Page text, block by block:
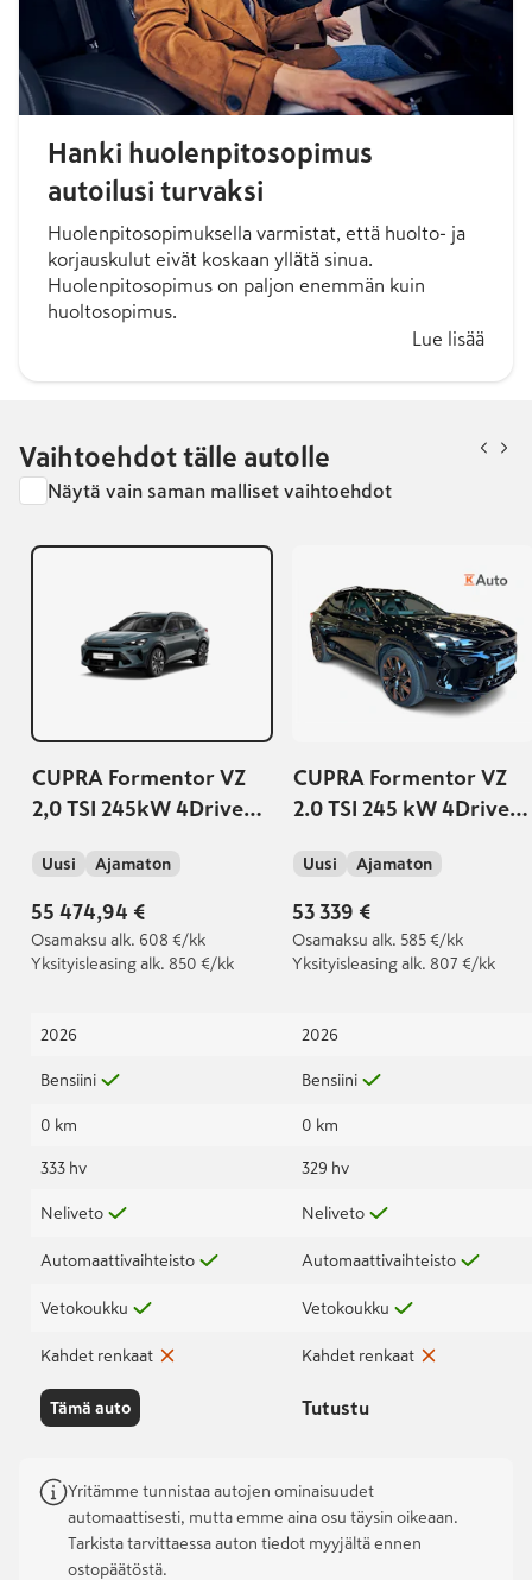
Hanki huolenpitosopimus
autoilusi turvaksi
Huolenpitosopimuksella varmistat, että huolto- ja
korjauskulut eivät koskaan yllätä sinua.
Huolenpitosopimus on paljon enemmän kuin
huoltosopimus.
Lue lisää
Vaihtoehdot tälle autolle
Näytä vain saman malliset vaihtoehdot
CUPRA Formentor VZ
2,0 TSI 245kW 4Drive
Uusi Ajamaton
55 474,94 €
Osamaksu alk. 608 €/kk
Yksityisleasing alk. 850 €/kk
2026
Bensiini
0 km
333 hv
Neliveto
Automaattivaihteisto
Vetokoukku
Kahdet renkaat
Tämä auto
CUPRA Formentor VZ
2.0 TSI 245 kW 4Drive
5v/150tkm
Uusi Ajamaton
53 339 €
Osamaksu alk. 585 €/kk
Yksityisleasing alk. 807 €/kk
2026
Bensiini
0 km
329 hv
Neliveto
Automaattivaihteisto
Vetokoukku
Kahdet renkaat
Tutustu
Yritämme tunnistaa autojen ominaisuudet
automaattisesti, mutta emme aina osu täysin oikeaan.
Tarkista tarvittaessa auton tiedot myyjältä ennen
ostopäätöstä.